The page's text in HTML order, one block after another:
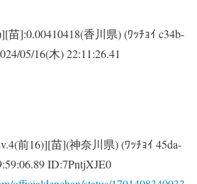
苗]:0.00410418(香川県) (ﾜｯﾁｮｲ c34b-
05/16(木) 22:11:26.41
前16)][苗](神奈川県) (ﾜｯﾁｮｲ 45da-
ID:7PntjXJE0